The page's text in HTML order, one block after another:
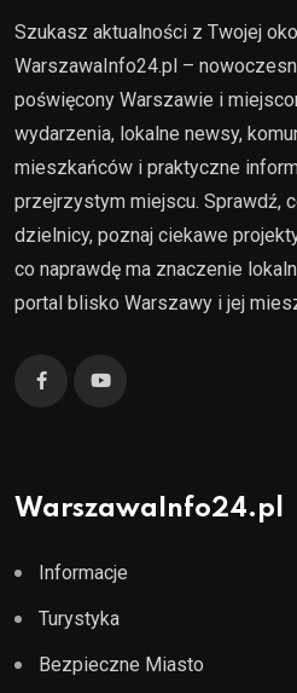
Szukasz aktualności z Twojej
WarszawaInfo24.pl –
poświęcony Warszawie i
wydarzenia, lokalne newsy,
mieszkańców i praktyczne
przejrzystym miejscu. Sprawdź,
dzielnicy, poznaj ciekawe
co naprawdę ma znaczenie
portal blisko Warszawy i jej
WarszawaInfo24.pl
Informacje
Turystyka
Bezpieczne Miasto